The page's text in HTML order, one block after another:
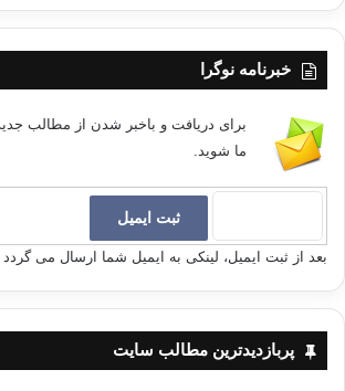
خبرنامه نوگرا
برای دریافت و باخبر شدن از مطالب
ما شوید.
بعد از ثبت ایمیل، لینکی به ایمیل شما ارسال می گردد
پربازدیدترین مطالب سایت